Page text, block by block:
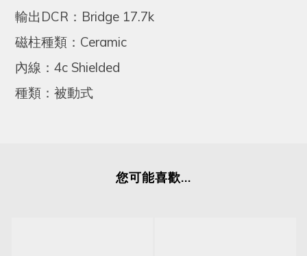
輸出DCR：Bridge 17.7k
磁柱種類：Ceramic
內線：4c Shielded
種類：被動式
您可能喜歡...